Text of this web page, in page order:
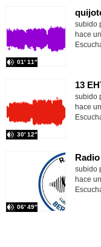
subido
01′ 11″
hace
13
subido
30′ 12″
hace
subido
06′ 49″
hace